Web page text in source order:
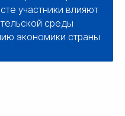
участники влияют
среды
экономики страны